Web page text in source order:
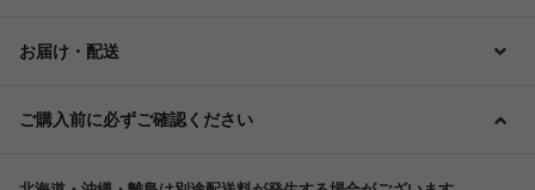
お届け・配送
ご購入前に必ずご確認ください